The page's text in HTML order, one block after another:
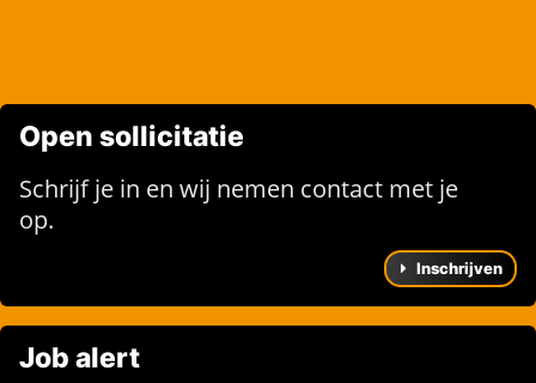
Open sollicitatie
Schrijf je in en wij nemen contact met je
op.
Inschrijven
Job alert